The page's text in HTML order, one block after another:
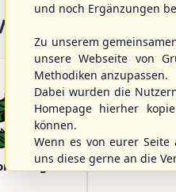
Alligators Fehmarn
und noch Ergänzungen
Zu unserem
unsere Webseite von
Methodiken anzupassen.
Dabei wurden die
Homepage hierher
können.
Wenn es von eurer
uns diese gerne an die